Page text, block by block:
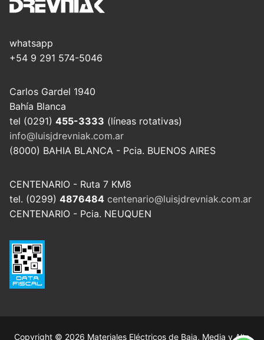
whatsapp
+54 9 291 574-5046
Carlos Gardel 1940
Bahía Blanca
tel (0291) 455-3333 (líneas rotativas)
info@luisjdrevniak.com.ar
(8000) BAHIA BLANCA - Pcia. BUENOS AIRES
CENTENARIO - Ruta 7 KM8
tel. (0299) 4876484 centenario@luisjdrevniak.com.ar
CENTENARIO - Pcia. NEUQUEN
Copyright © 2026 Materiales Eléctricos de Baja, Media y Alta